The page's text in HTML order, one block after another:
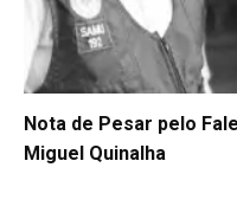
Nota de Pesar pelo
Miguel Quinalha